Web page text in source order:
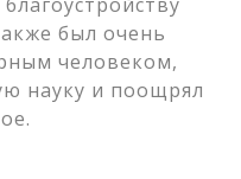
был очень
человеком,
науку и поощрял